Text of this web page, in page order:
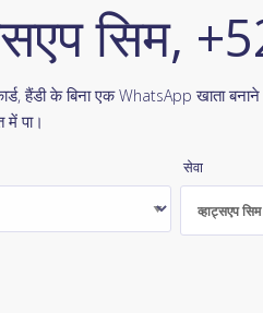
सिम,
हैंडी के बिना एक WhatsApp खाता
में पा।
सेवा
व्हाट्सएप सिम